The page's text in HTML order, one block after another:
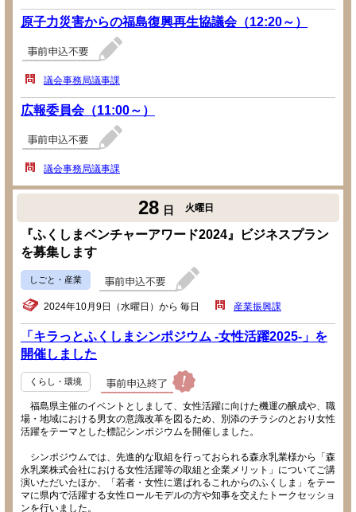
原子力災害からの福島復興再生協議会（12:20～）
議会事務局議事課
広報委員会（11:00～）
議会事務局議事課
28 日 火曜日
『ふくしまベンチャーアワード2024』ビジネスプラン
を募集します
しごと・産業
2024年10月9日（水曜日）から 毎日 産業振興課
「キラっとふくしまシンポジウム -女性活躍2025-」を
開催しました
くらし・環境
福島県主催のイベントとしまして、女性活躍に向けた機運の醸成や、職
場・地域における男女の意識改革を図るため、別添のチラシのとおり女性
活躍をテーマとした標記シンポジウムを開催しました。
シンポジウムでは、先進的な取組を行っておられる森永乳業様から「森
永乳業株式会社における女性活躍等の取組と企業メリット」についてご講
演いただいたほか、「若者・女性に選ばれるこれからのふくしま」をテー
マに県内で活躍する女性ロールモデルの方や知事を交えたトークセッショ
ンを行いました。